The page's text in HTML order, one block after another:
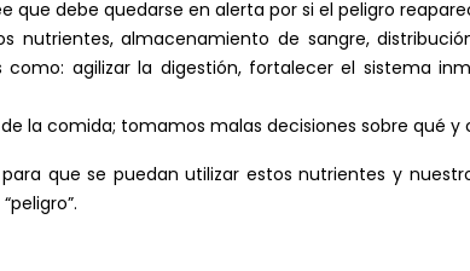
que debe quedarse en alerta por si el peligro
nutrientes, almacenamiento de sangre,
como: agilizar la digestión, fortalecer el sistema
la comida; tomamos malas decisiones sobre qué y
que se puedan utilizar estos nutrientes y